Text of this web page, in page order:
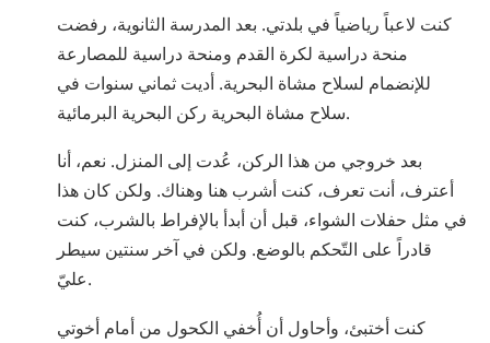
كنت لاعباً رياضياً في بلدتي. بعد المدرسة الثانوية، رفضت
منحة دراسية لكرة القدم ومنحة دراسية للمصارعة
للإنضمام لسلاح مشاة البحرية. أديت ثماني سنوات في
سلاح مشاة البحرية ركن البحرية البرمائية.
بعد خروجي من هذا الركن، عُدت إلى المنزل. نعم، أنا
أعترف، أنت تعرف، كنت أشرب هنا وهناك. ولكن كان هذا
في مثل حفلات الشواء، قبل أن أبدأ بالإفراط بالشرب، كنت
قادراً على التّحكم بالوضع. ولكن في آخر سنتين سيطر
عليّ.
كنت أختبئ، وأحاول أن أُخفي الكحول من أمام أخوتي